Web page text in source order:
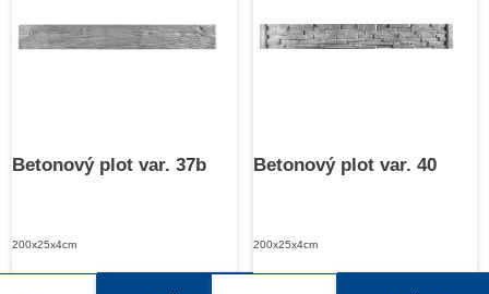
Betonový plot var. 37b
200x25x4cm
Betonový plot var. 40
200x25x4cm